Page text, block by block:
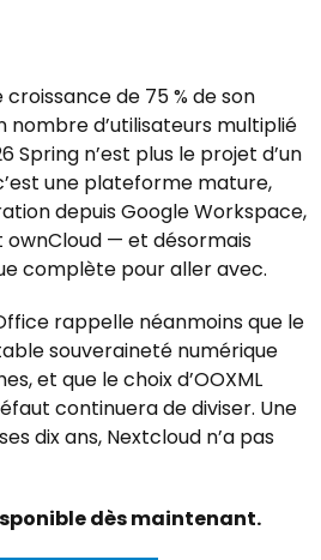
de 75 % de son
nombre d’utilisateurs multiplié
Spring n’est plus le projet d’un
une plateforme mature,
depuis Google Workspace,
ownCloud — et désormais
complète pour aller avec.
rappelle néanmoins que le
souveraineté numérique
et que le choix d’OOXML
continuera de diviser. Une
dix ans, Nextcloud n’a pas
dès maintenant.